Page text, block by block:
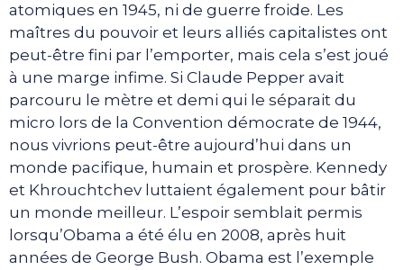
atomiques en 1945, ni de guerre froide. Les
maîtres du pouvoir et leurs alliés capitalistes ont
peut-être fini par l’emporter, mais cela s’est joué
à une marge infime. Si Claude Pepper avait
parcouru le mètre et demi qui le séparait du
micro lors de la Convention démocrate de 1944,
nous vivrions peut-être aujourd’hui dans un
monde pacifique, humain et prospère. Kennedy
et Khrouchtchev luttaient également pour bâtir
un monde meilleur. L’espoir semblait permis
lorsqu’Obama a été élu en 2008, après huit
années de George Bush. Obama est l’exemple